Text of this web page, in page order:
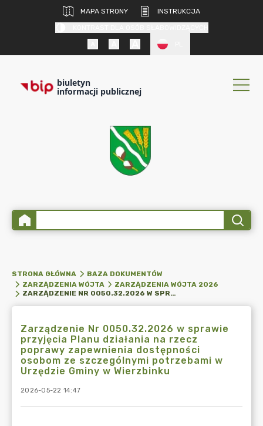
MAPA STRONY
INSTRUKCJA
biuletyn
informacji publicznej
STRONA GŁÓWNA
BAZA DOKUMENTÓW
ZARZĄDZENIA WÓJTA
ZARZĄDZENIA WÓJTA 2026
ZARZĄDZENIE NR 0050.32.2026 W SPRAWIE PRZYJĘCIA PLANU DZIAŁANIA NA RZECZ POPRAWY ZAPEWNIENIA DOSTĘPNOŚCI OSOBOM ZE SZCZEGÓLNYMI POTRZEBAMI W URZĘDZIE GMINY W WIERZBINKU
Zarządzenie Nr 0050.32.2026 w sprawie
przyjęcia Planu działania na rzecz
poprawy zapewnienia dostępności
osobom ze szczególnymi potrzebami w
Urzędzie Gminy w Wierzbinku
2026-05-22 14:47